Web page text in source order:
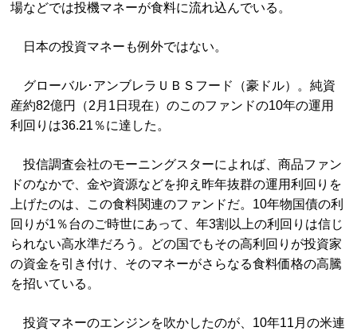
場などでは投機マネーが食料に流れ込んでいる。
日本の投資マネーも例外ではない。
グローバル･アンブレラＵＢＳフード（豪ドル）。純資
産約82億円（2月1日現在）のこのファンドの10年の運用
利回りは36.21％に達した。
投信調査会社のモーニングスターによれば、商品ファン
ドのなかで、金や資源などを抑え昨年抜群の運用利回りを
上げたのは、この食料関連のファンドだ。10年物国債の利
回りが1％台のご時世にあって、年3割以上の利回りは信じ
られない高水準だろう。どの国でもその高利回りが投資家
の資金を引き付け、そのマネーがさらなる食料価格の高騰
を招いている。
投資マネーのエンジンを吹かしたのが、10年11月の米連